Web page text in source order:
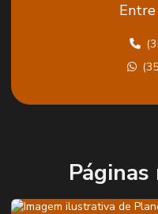
Análise de vibração em
Análise de vibração industrial
Análise vibracional para
Análise de vibrações
Balanceamento dinâmico